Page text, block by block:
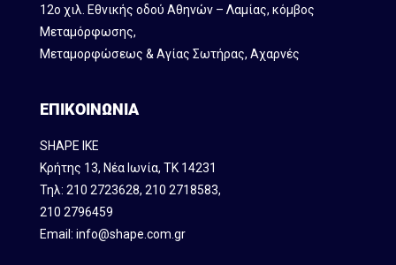
12ο χιλ. Εθνικής οδού Αθηνών – Λαμίας, κόμβος
Mεταμόρφωσης,
Μεταμορφώσεως & Αγίας Σωτήρας, Αχαρνές
ΕΠΙΚΟΙΝΩΝΙΑ
SHAPE IKE
Κρήτης 13, Νέα Ιωνία, ΤΚ 14231
Τηλ: 210 2723628, 210 2718583,
210 2796459
Email: info@shape.com.gr